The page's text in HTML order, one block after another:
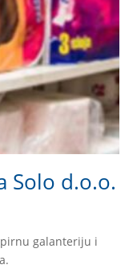
Solo d.o.o.
galanteriju i